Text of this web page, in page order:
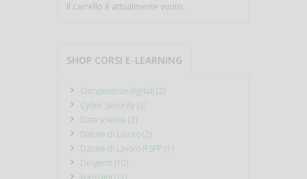
Il carrello è attualmente vuoto.
SHOP CORSI E-LEARNING
Competenze digitali (2)
Cyber Security (3)
Data science (2)
Datore di Lavoro (2)
Datore di Lavoro RSPP (1)
Dirigenti (10)